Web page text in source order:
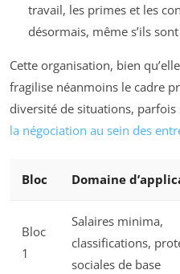
travail, les primes et les
désormais, même s’ils
Cette organisation, bien
fragilise néanmoins le cadre
diversité de situations, parfois
la négociation au sein des
Bloc Domaine
Bloc
1
Salaires minima,
classifications,
sociales de base